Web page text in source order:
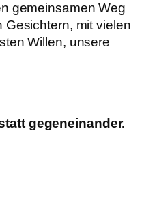
gemeinsamen Weg
Gesichtern, mit vielen
Willen, unsere
gegeneinander.